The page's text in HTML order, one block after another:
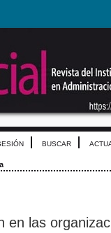
BUSCAR
en las